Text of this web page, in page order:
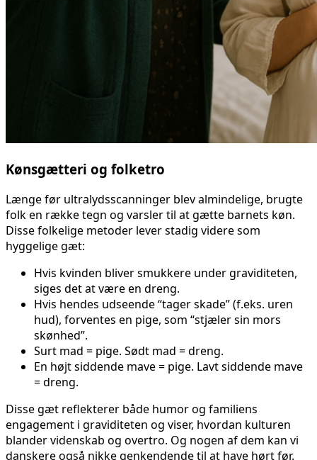
Kønsgætteri og folketro
Længe før ultralydsscanninger blev almindelige, brugte
folk en række tegn og varsler til at gætte barnets køn.
Disse folkelige metoder lever stadig videre som
hyggelige gæt:
Hvis kvinden bliver smukkere under graviditeten,
siges det at være en dreng.
Hvis hendes udseende “tager skade” (f.eks. uren
hud), forventes en pige, som “stjæler sin mors
skønhed”.
Surt mad = pige. Sødt mad = dreng.
En højt siddende mave = pige. Lavt siddende mave
= dreng.
Disse gæt reflekterer både humor og familiens
engagement i graviditeten og viser, hvordan kulturen
blander videnskab og overtro. Og nogen af dem kan vi
danskere også nikke genkendende til at have hørt før.